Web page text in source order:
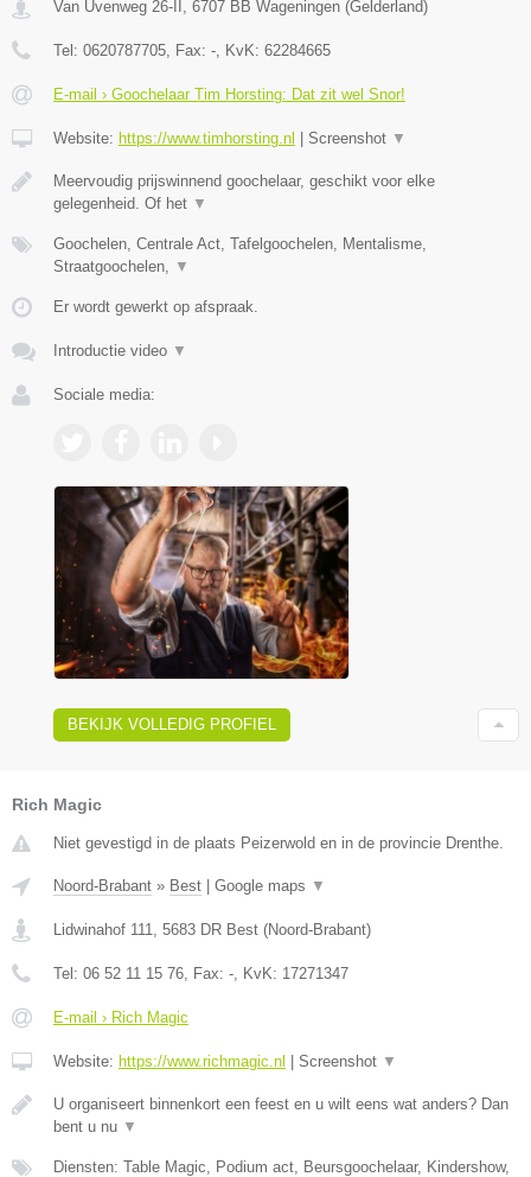
Van Uvenweg 26-II , 6707 BB Wageningen (Gelderland)
Tel: 0620787705, Fax: -, KvK: 62284665
E-mail › Goochelaar Tim Horsting: Dat zit wel Snor!
Website: https://www.timhorsting.nl Screenshot ▼
Meervoudig prijswinnend goochelaar, geschikt voor elke
gelegenheid. Of het ▼
Goochelen, Centrale Act, Tafelgoochelen, Mentalisme,
Straatgoochelen, ▼
Er wordt gewerkt op afspraak.
Introductie video ▼
Sociale media:
BEKIJK VOLLEDIG PROFIEL
Rich Magic
Niet gevestigd in de plaats Peizerwold en in de provincie Drenthe.
Noord-Brabant » Best Google maps ▼
Lidwinahof 111 5683 DR Best (Noord-Brabant)
Tel: 06 52 11 15 76 , Fax: - , KvK: 17271347
E-mail › Rich Magic
Website: https://www.richmagic.nl Screenshot ▼
U organiseert binnenkort een feest en u wilt eens wat anders? Dan
bent u nu ▼
Diensten: Table Magic, Podium act, Beursgoochelaar, Kindershow,